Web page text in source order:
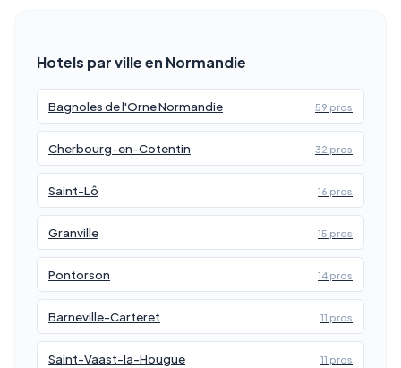
Hotels par ville en Normandie
Bagnoles de l'Orne Normandie 59 pros
Cherbourg-en-Cotentin 32 pros
Saint-Lô 16 pros
Granville 15 pros
Pontorson 14 pros
Barneville-Carteret 11 pros
Saint-Vaast-la-Hougue 11 pros